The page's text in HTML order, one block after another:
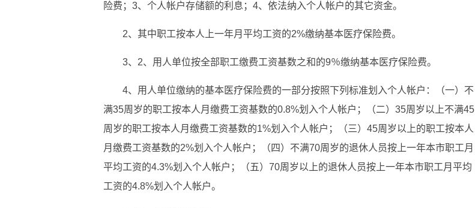
险费；3、个人帐户存储额的利息；4、依法纳入个人帐户的其它资金。
2、其中职工按本人上一年月平均工资的2%缴纳基本医疗保险费。
3、2、用人单位按全部职工缴费工资基数之和的9％缴纳基本医疗保险费。
4、用人单位缴纳的基本医疗保险费的一部分按照下列标准划入个人帐户：（一）不
满35周岁的职工按本人月缴费工资基数的0.8%划入个人帐户；（二）35周岁以上不满45
周岁的职工按本人月缴费工资基数的1%划入个人帐户；（三）45周岁以上的职工按本人
月缴费工资基数的2%划入个人帐户；（四）不满70周岁的退休人员按上一年本市职工月
平均工资的4.3%划入个人帐户；（五）70周岁以上的退休人员按上一年本市职工月平均
工资的4.8%划入个人帐户。